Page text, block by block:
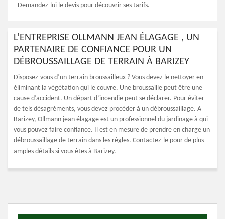
Demandez-lui le devis pour découvrir ses tarifs.
L’ENTREPRISE OLLMANN JEAN ÉLAGAGE , UN
PARTENAIRE DE CONFIANCE POUR UN
DÉBROUSSAILLAGE DE TERRAIN À BARIZEY
Disposez-vous d’un terrain broussailleux ? Vous devez le nettoyer en
éliminant la végétation qui le couvre. Une broussaille peut être une
cause d’accident. Un départ d’incendie peut se déclarer. Pour éviter
de tels désagréments, vous devez procéder à un débroussaillage. A
Barizey, Ollmann jean élagage est un professionnel du jardinage à qui
vous pouvez faire confiance. Il est en mesure de prendre en charge un
débroussaillage de terrain dans les règles. Contactez-le pour de plus
amples détails si vous êtes à Barizey.